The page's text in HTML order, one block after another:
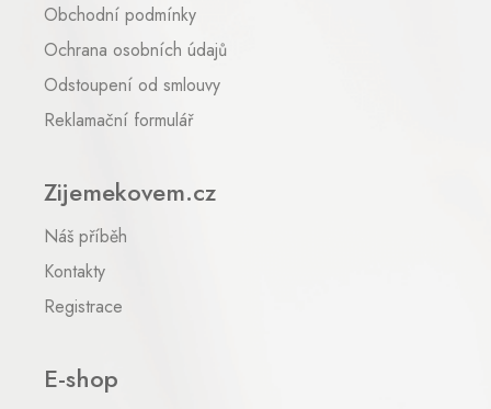
Obchodní podmínky
Ochrana osobních údajů
Odstoupení od smlouvy
Reklamační formulář
Zijemekovem.cz
Náš příběh
Kontakty
Registrace
E-shop